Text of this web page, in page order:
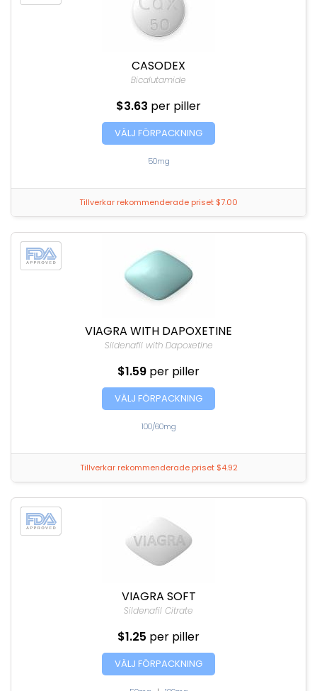
CASODEX
Bicalutamide
$3.63 per piller
VÄLJ FÖRPACKNING
50mg
Tillverkar rekommenderade priset $7.00
VIAGRA WITH DAPOXETINE
Sildenafil with Dapoxetine
$1.59 per piller
VÄLJ FÖRPACKNING
100/60mg
Tillverkar rekommenderade priset $4.92
VIAGRA SOFT
Sildenafil Citrate
$1.25 per piller
VÄLJ FÖRPACKNING